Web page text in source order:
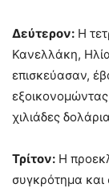
Δεύτερον: Η
Κανελλάκη,
επισκεύασαν,
χιλιάδες
Τρίτον: Η
συγκρότημα και